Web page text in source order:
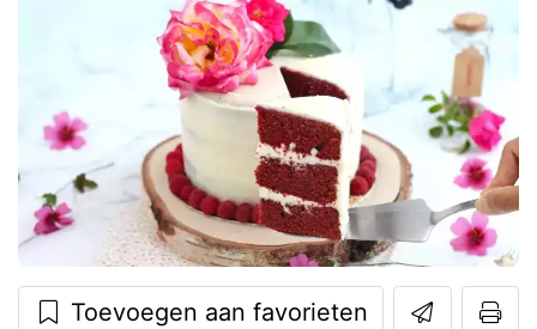
Toevoegen aan favorieten